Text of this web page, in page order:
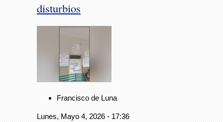
disturbios
Francisco de Luna
Lunes, Mayo 4, 2026 - 17:36